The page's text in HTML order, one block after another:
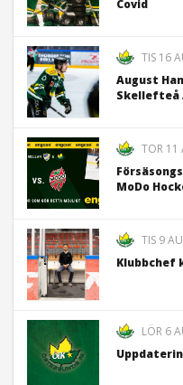
Covid
TIS 16
August
Skellefteå
TOR 11
MoDo
TIS 9
Klubbchef
LÖR 6